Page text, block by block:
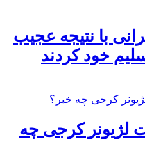
با نتیجه عجیب
خود کردند
لژیونر کرجی چه